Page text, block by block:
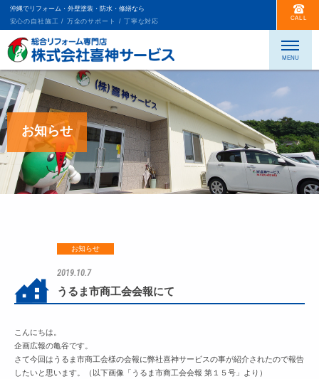
沖縄でリフォーム・外壁塗装・防水・修繕なら
安心の自社施工 / 万全のサポート / 丁寧な対応
CALL
お知らせ
お知らせ
2019.10.7
うるま市商工会会報にて
こんにちは。
企画広報の亀谷です。
さて今回はうるま市商工会様の会報に弊社喜神サービスの事が紹介されたので報告
したいと思います。（以下画像「うるま市商工会会報 第１５号」より）